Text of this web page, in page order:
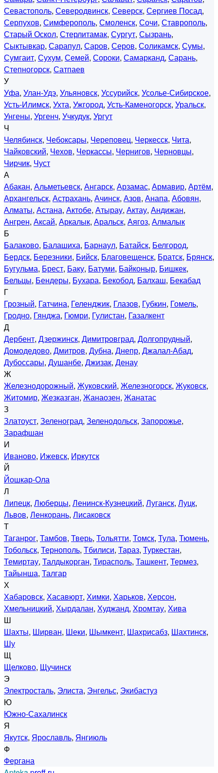
Севастополь, Северодвинск, Северск, Сергиев Посад,
Серпухов, Симферополь, Смоленск, Сочи, Ставрополь,
Старый Оскол, Стерлитамак, Сургут, Сызрань,
Сыктывкар, Сарапул, Саров, Серов, Соликамск, Сумы,
Сумгаит, Сухум, Семей, Сороки, Самарканд, Сарань,
Степногорск, Сатпаев
У
Уфа, Улан-Удэ, Ульяновск, Уссурийск, Усолье-Сибирское,
Усть-Илимск, Ухта, Ужгород, Усть-Каменогорск, Уральск,
Унгены, Ургенч, Учкудук, Ургут
Ч
Челябинск, Чебоксары, Череповец, Черкесск, Чита,
Чайковский, Чехов, Черкассы, Чернигов, Черновцы,
Чирчик, Чуст
А
Абакан, Альметьевск, Ангарск, Арзамас, Армавир, Артём,
Архангельск, Астрахань, Ачинск, Азов, Анапа, Абовян,
Алматы, Астана, Актобе, Атырау, Актау, Андижан,
Ангрен, Аксай, Аркалык, Аральск, Аягоз, Алмалык
Б
Балаково, Балашиха, Барнаул, Батайск, Белгород,
Бердск, Березники, Бийск, Благовещенск, Братск, Брянск,
Бугульма, Брест, Баку, Батуми, Байконыр, Бишкек,
Бельцы, Бендеры, Бухара, Бекобод, Балхаш, Бекабад
Г
Грозный, Гатчина, Геленджик, Глазов, Губкин, Гомель,
Гродно, Гянджа, Гюмри, Гулистан, Газалкент
Д
Дербент, Дзержинск, Димитровград, Долгопрудный,
Домодедово, Дмитров, Дубна, Днепр, Джалал-Абад,
Дубоссары, Душанбе, Джизак, Денау
Ж
Железнодорожный, Жуковский, Железногорск, Жуковск,
Житомир, Жезказган, Жанаозен, Жанатас
З
Златоуст, Зеленоград, Зеленодольск, Запорожье,
Зарафшан
И
Иваново, Ижевск, Иркутск
Й
Йошкар-Ола
Л
Липецк, Люберцы, Ленинск-Кузнецкий, Луганск, Луцк,
Львов, Ленкорань, Лисаковск
Т
Таганрог, Тамбов, Тверь, Тольятти, Томск, Тула, Тюмень,
Тобольск, Тернополь, Тбилиси, Тараз, Туркестан,
Темиртау, Талдыкорган, Тирасполь, Ташкент, Термез,
Тайынша, Талгар
Х
Хабаровск, Хасавюрт, Химки, Харьков, Херсон,
Хмельницкий, Хырдалан, Худжанд, Хромтау, Хива
Ш
Шахты, Ширван, Шеки, Шымкент, Шахрисабз, Шахтинск,
Шу
Щ
Щелково, Щучинск
Э
Электросталь, Элиста, Энгельс, Экибастуз
Ю
Южно-Сахалинск
Я
Якутск, Ярославль, Янгиюль
Ф
Фергана